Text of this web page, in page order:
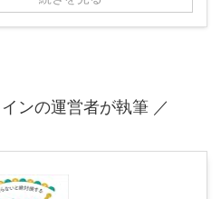
ンの運営者が執筆 ／